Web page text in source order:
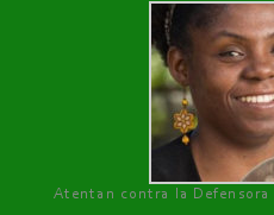
Atentan contra la Defensora